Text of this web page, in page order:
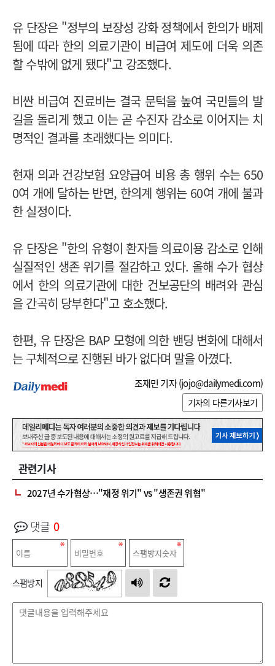
유 단장은 "정부의 보장성 강화 정책에서 한의가 배제
됨에 따라 한의 의료기관이 비급여 제도에 더욱 의존
할 수밖에 없게 됐다"고 강조했다.
비싼 비급여 진료비는 결국 문턱을 높여 국민들의 발
길을 돌리게 했고 이는 곧 수진자 감소로 이어지는 치
명적인 결과를 초래했다는 의미다.
현재 의과 건강보험 요양급여 비용 총 행위 수는 650
0여 개에 달하는 반면, 한의계 행위는 60여 개에 불과
한 실정이다.
유 단장은 "한의 유형이 환자들 의료이용 감소로 인해
실질적인 생존 위기를 절감하고 있다. 올해 수가 협상
에서 한의 의료기관에 대한 건보공단의 배려와 관심
을 간곡히 당부한다"고 호소했다.
한편, 유 단장은 BAP 모형에 의한 밴딩 변화에 대해서
는 구체적으로 진행된 바가 없다며 말을 아꼈다.
조재민 기자 (jojo@dailymedi.com)
기자의 다른기사보기
관련기사
2027년 수가협상…"재정 위기" vs "생존권 위협"
댓글 0
스팸방지